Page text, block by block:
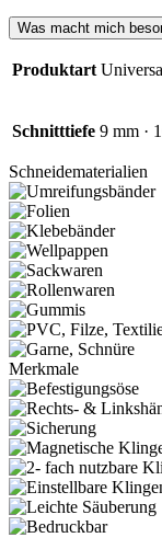
Was macht mich
Produktart
Schnitttiefe 9 mm ·
Schneidematerialien
Merkmale